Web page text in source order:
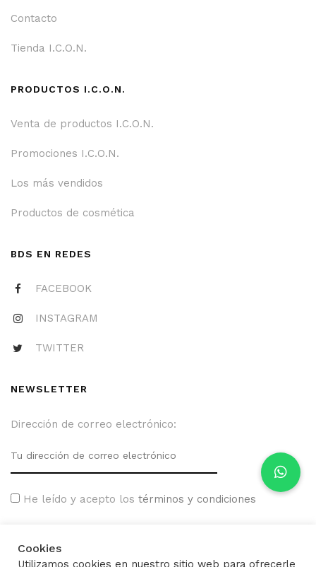
Contacto
Tienda I.C.O.N.
PRODUCTOS I.C.O.N.
Venta de productos I.C.O.N.
Promociones I.C.O.N.
Los más vendidos
Productos de cosmética
BDS EN REDES
FACEBOOK
INSTAGRAM
TWITTER
NEWSLETTER
Dirección de correo electrónico:
He leído y acepto los términos y condiciones
Cookies
Utilizamos cookies en nuestro sitio web para ofrecerle